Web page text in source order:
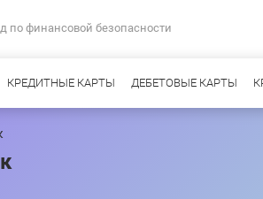
по финансовой безопасности
КРЕДИТНЫЕ КАРТЫ ДЕБЕТОВЫЕ КАРТЫ